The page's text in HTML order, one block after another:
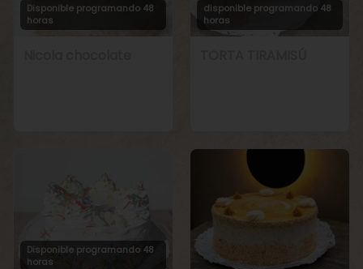
Disponible programando 48
horas
disponible programando 48
horas
Disponible programando 48
horas